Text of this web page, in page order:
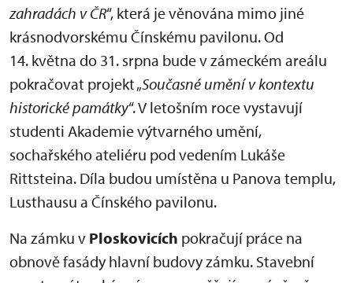
zahradách v ČR“, která je věnována mimo jiné
krásnodvorskému Čínskému pavilonu. Od
14. května do 31. srpna bude v zámeckém areálu
pokračovat projekt „Současné umění v kontextu
historické památky“. V letošním roce vystavují
studenti Akademie výtvarného umění,
sochařského ateliéru pod vedením Lukáše
Rittsteina. Díla budou umístěna u Panova templu,
Lusthausu a Čínského pavilonu.
Na zámku v Ploskovicích pokračují práce na
obnově fasády hlavní budovy zámku. Stavební